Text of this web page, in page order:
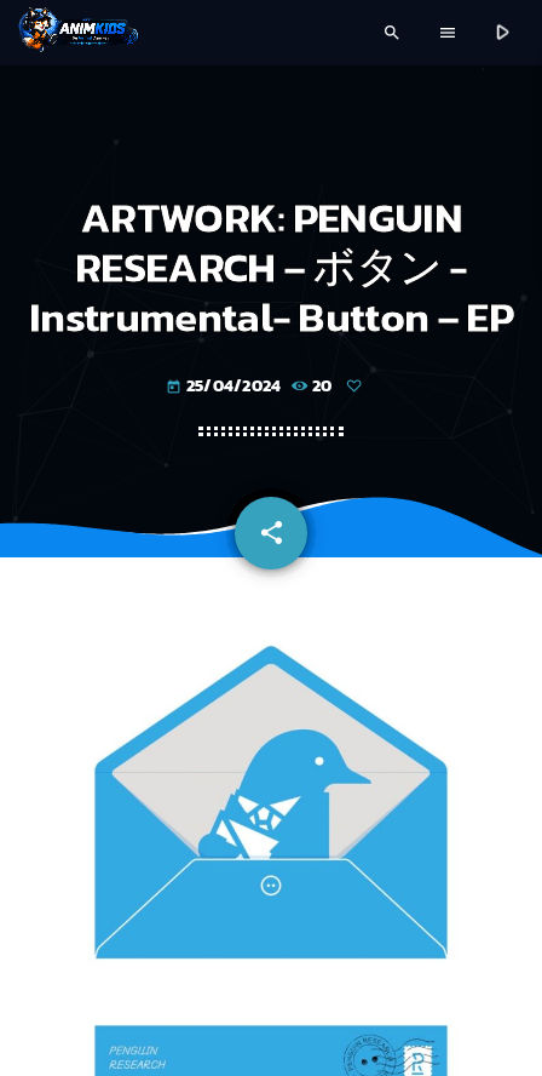
search menu play_arrow
ARTWORK: PENGUIN
RESEARCH – ボタン -
Instrumental- Button – EP
today 25/04/2024 20
share
email